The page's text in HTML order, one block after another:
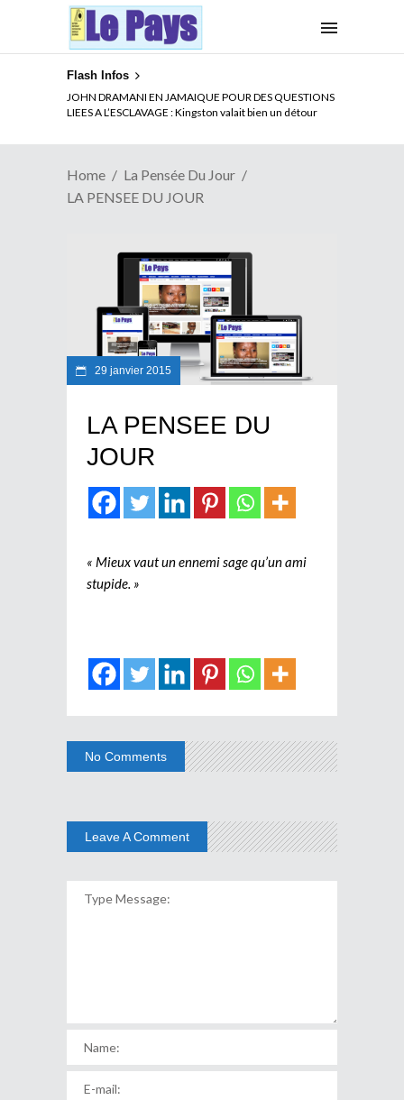
Flash Infos
JOHN DRAMANI EN JAMAIQUE POUR DES QUESTIONS
LIEES A L’ESCLAVAGE : Kingston valait bien un détour
Home
La Pensée Du Jour
LA PENSEE DU JOUR
29 janvier 2015
LA PENSEE DU
JOUR
« Mieux vaut un ennemi sage qu’un ami
stupide. »
No Comments
Leave A Comment